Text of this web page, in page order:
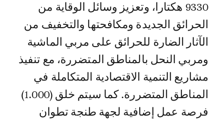
9330 هكتارا، وتعزيز وسائل الوقاية من
الحرائق الجديدة ومكافحتها والتخفيف من
الآثار الضارة للحرائق على مربي الماشية
ومربي النحل بالمناطق المتضررة، مع تنفيذ
مشاريع التنمية الاقتصادية المتكاملة في
المناطق المتضررة.‏ كما سيتم خلق (1.000)
فرصة ‏عمل إضافية لجهة طنجة تطوان